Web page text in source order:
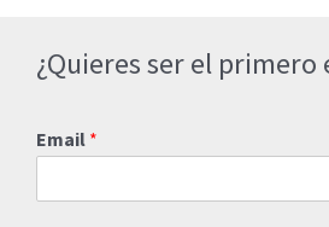
¿Quieres ser el
Email *